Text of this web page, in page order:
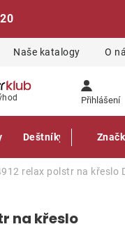
Naše katalogy O
Přihlášení
Deštníky Gastro
relax polstr na křeslo
na křeslo